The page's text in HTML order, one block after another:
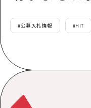
#公募入札情報 #HIT